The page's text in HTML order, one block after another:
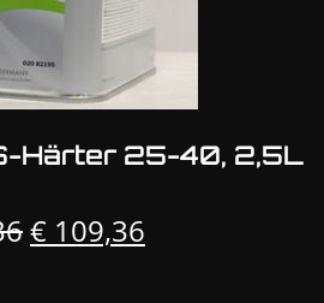
Härter 25-40, 2,5L
Ursprünglicher
€ 109,36